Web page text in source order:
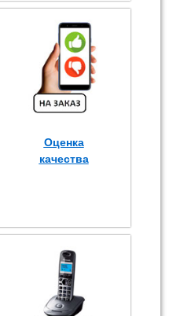
Оценка
качества